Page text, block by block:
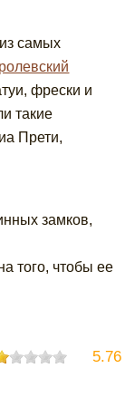
самых
фрески и
такие
Прети,
замков,
того, чтобы ее
5.76